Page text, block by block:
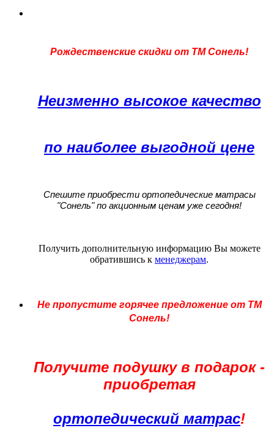
Рождественские скидки от ТМ Сонель!
Неизменно высокое качество
по наиболее выгодной цене
Спешите приобрести ортопедические матрасы
"Сонель" по акционным ценам уже сегодня!
Получить дополнительную информацию Вы можете
обратившись к менеджерам.
Не пропустите горячее предложение от ТМ
Сонель!
Получите подушку в подарок -
приобретая
ортопедический матрас!